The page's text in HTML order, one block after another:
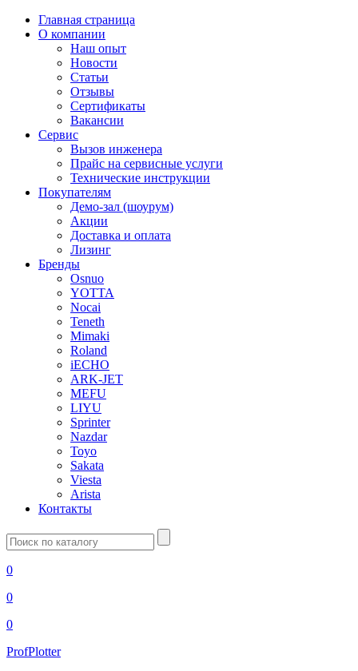
Главная страница
О компании
Наш опыт
Новости
Статьи
Отзывы
Сертификаты
Вакансии
Сервис
Вызов инженера
Прайс на сервисные услуги
Технические инструкции
Покупателям
Демо-зал (шоурум)
Акции
Доставка и оплата
Лизинг
Бренды
Osnuo
YOTTA
Nocai
Teneth
Mimaki
Roland
iECHO
ARK-JET
MEFU
LIYU
Sprinter
Nazdar
Toyo
Sakata
Viesta
Arista
Контакты
Введите
запрос
0
0
0
ProfPlotter